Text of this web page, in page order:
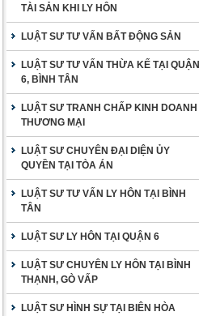
TÀI SẢN KHI LY HÔN
LUẬT SƯ TƯ VẤN BẤT ĐỘNG SẢN
LUẬT SƯ TƯ VẤN THỪA KẾ TẠI QUẬN
6, BÌNH TÂN
LUẬT SƯ TRANH CHẤP KINH DOANH
THƯƠNG MẠI
LUẬT SƯ CHUYÊN ĐẠI DIỆN ỦY
QUYỀN TẠI TÒA ÁN
LUẬT SƯ TƯ VẤN LY HÔN TẠI BÌNH
TÂN
LUẬT SƯ LY HÔN TẠI QUẬN 6
LUẬT SƯ CHUYÊN LY HÔN TẠI BÌNH
THẠNH, GÒ VẤP
LUẬT SƯ HÌNH SỰ TẠI BIÊN HÒA